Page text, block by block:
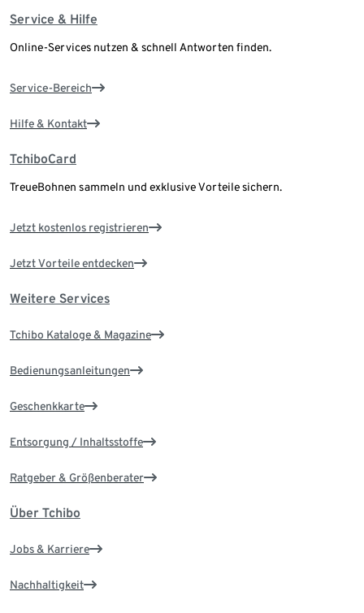
Service & Hilfe
Online-Services nutzen & schnell Antworten finden.
Service-Bereich
Hilfe & Kontakt
TchiboCard
TreueBohnen sammeln und exklusive Vorteile sichern.
Jetzt kostenlos registrieren
Jetzt Vorteile entdecken
Weitere Services
Tchibo Kataloge & Magazine
Bedienungsanleitungen
Geschenkkarte
Entsorgung / Inhaltsstoffe
Ratgeber & Größenberater
Über Tchibo
Jobs & Karriere
Nachhaltigkeit